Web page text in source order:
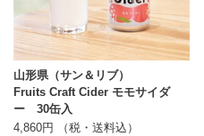
山形県（サン＆リブ）
Fruits Craft Cider モモサイダ
ー 30缶入
4,860円 （税・送料込）